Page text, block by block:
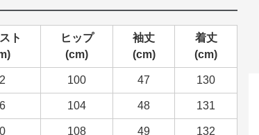
ト
ヒップ
(cm)
袖丈
(cm)
着丈
(cm)
100 47 130
104 48 131
108 49 132